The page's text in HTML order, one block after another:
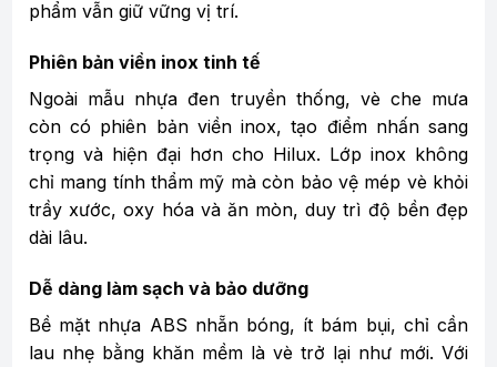
phẩm vẫn giữ vững vị trí.
Phiên bản viền inox tinh tế
Ngoài mẫu nhựa đen truyền thống, vè che mưa
còn có phiên bản viền inox, tạo điểm nhấn sang
trọng và hiện đại hơn cho Hilux. Lớp inox không
chỉ mang tính thẩm mỹ mà còn bảo vệ mép vè khỏi
trầy xước, oxy hóa và ăn mòn, duy trì độ bền đẹp
dài lâu.
Dễ dàng làm sạch và bảo dưỡng
Bề mặt nhựa ABS nhẵn bóng, ít bám bụi, chỉ cần
lau nhẹ bằng khăn mềm là vè trở lại như mới. Với